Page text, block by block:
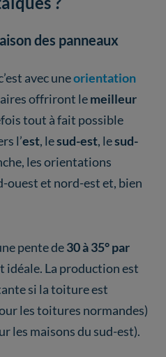
des panneaux
avec uneorientation
offriront lemeilleur
tout à fait possible
l’est, lesud-est, lesud-
les orientations
ouest et nord-est et, bien
pente de30 à 35°par
idéale. La production est
si la toiture est
les toitures normandes)
les maisons du sud-est).